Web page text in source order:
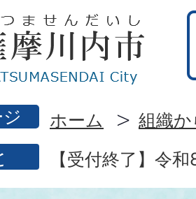
ホーム 組織
【受付終了】令